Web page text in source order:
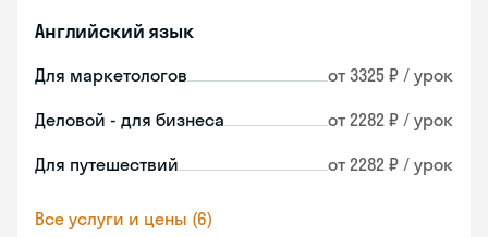
Английский язык
Для маркетологов от 3325 ₽ / урок
Деловой - для бизнеса от 2282 ₽ / урок
Для путешествий от 2282 ₽ / урок
Все услуги и цены (6)